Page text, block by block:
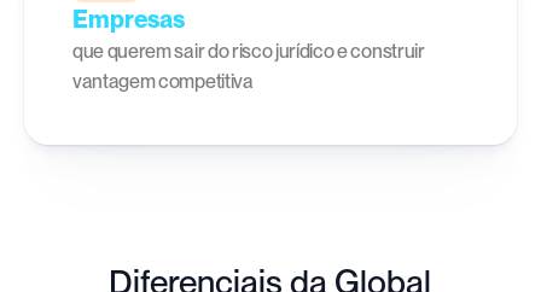
Empresas
que querem sair do risco jurídico e construir
vantagem competitiva
Diferenciais da Global